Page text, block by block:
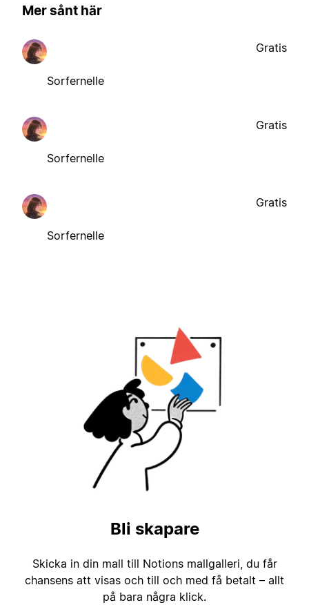
Mer sånt här
Sorfernelle
Gratis
Sorfernelle
Gratis
Sorfernelle
Gratis
Bli skapare
Skicka in din mall till Notions mallgalleri, du får
chansens att visas och till och med få betalt – allt
på bara några klick.